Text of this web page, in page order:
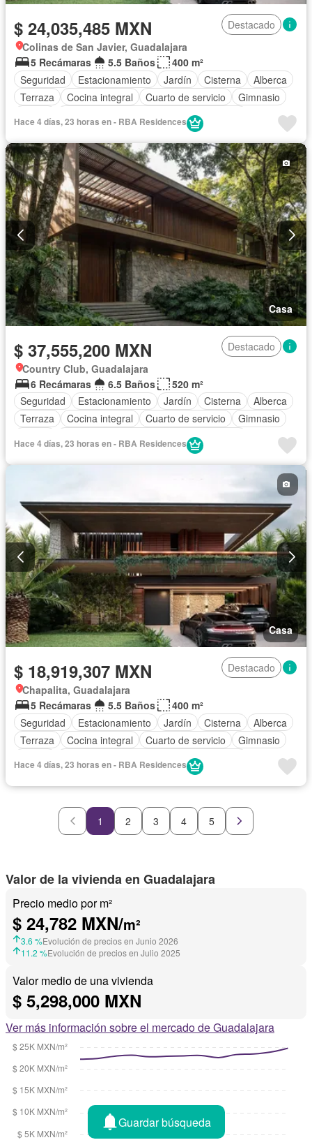
$ 24,035,485 MXN
Destacado
Colinas de San Javier, Guadalajara
5 Recámaras
5.5 Baños
400 m²
Seguridad
Estacionamiento Jardín Cisterna
Alberca
Terraza
Cocina integral Cuarto de servicio
Gimnasio
Acceso para personas con discapacidad
Sala polivalente
Internet
Bodega
Aire acondicionado
Circuito cerrado de televisión
Electricidad
Azotea Jacuzzi
Agua
Cuarto de Limpieza
Televisión por cable
Calefacción
Gas natural
Asador Chimenea
Bodega
Zonas verdes
Despacho
Vista panorámica
Recámara con closet
Caseta de vigilancia
Sauna
Conserje
Sin amueblar
Hace 4 días, 23 horas en - RBA Residences
Casa
$ 37,555,200 MXN
Destacado
Country Club, Guadalajara
6 Recámaras
6.5 Baños
520 m²
Seguridad
Estacionamiento Jardín Cisterna
Alberca
Terraza
Cocina integral Cuarto de servicio
Gimnasio
Acceso para personas con discapacidad
Sala polivalente
Internet
Circuito cerrado de televisión
Cuarto de Limpieza
Televisión por cable
Calefacción
Gas natural
Zonas verdes
Despacho
Vista panorámica
Recámara con closet
Caseta de vigilancia
Sauna
Conserje
Sin amueblar
Hace 4 días, 23 horas en - RBA Residences
Casa
$ 18,919,307 MXN
Destacado
Chapalita, Guadalajara
5 Recámaras
5.5 Baños
400 m²
Seguridad
Estacionamiento Jardín Cisterna
Alberca
Terraza
Cocina integral Cuarto de servicio
Gimnasio
Acceso para personas con discapacidad
Sala polivalente
Internet
Bodega
Aire acondicionado
Circuito cerrado de televisión
Electricidad
Azotea Jacuzzi
Agua
Cuarto de Limpieza
Televisión por cable
Calefacción
Recámara con closet
Caseta de vigilancia
Conserje
Sin amueblar
Hace 4 días, 23 horas en - RBA Residences
1 2 3 4 5
Valor de la vivienda en Guadalajara
Precio medio por m²
$ 24,782 MXN/m²
3.6 %Evolución de precios en Junio 2026
11.2 %Evolución de precios en Julio 2025
Valor medio de una vivienda
$ 5,298,000 MXN
Ver más información sobre el mercado de Guadalajara
Guardar búsqueda